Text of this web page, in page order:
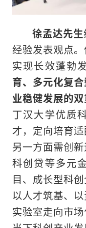
徐孟达先生
经验发表观点
实现长效蓬勃
育、多元化复
业稳健发展的
丁汉大学优质
才，定向培育
另一方面需创
科创贷等多元
目、成长型科
以人才筑基、
实验室走向市